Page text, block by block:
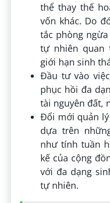
thể thay thế
vốn khác. Do
tắc phòng
tự nhiên quan
giới hạn sinh
Đầu tư vào
phục hồi đa
tài nguyên đất,
Đổi mới quản
dựa trên
như tính tuần
kế của cộng
với đa dạng
tự nhiên.